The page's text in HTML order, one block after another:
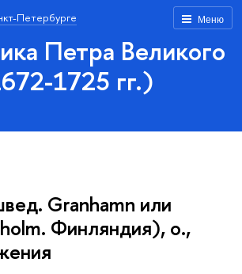
Меню
Петербурге
Петра Великого
1725 гг.)
Granhamn или
Финляндия), о.,